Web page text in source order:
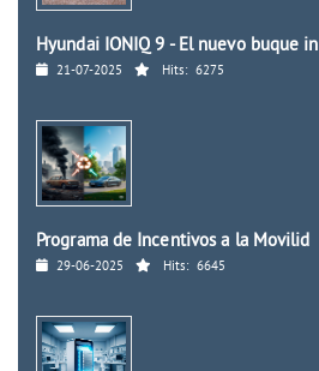
Hyundai IONIQ 9 - El nuevo buque in
21-07-2025 Hits: 6275
Programa de Incentivos a la Movilid
29-06-2025 Hits: 6645